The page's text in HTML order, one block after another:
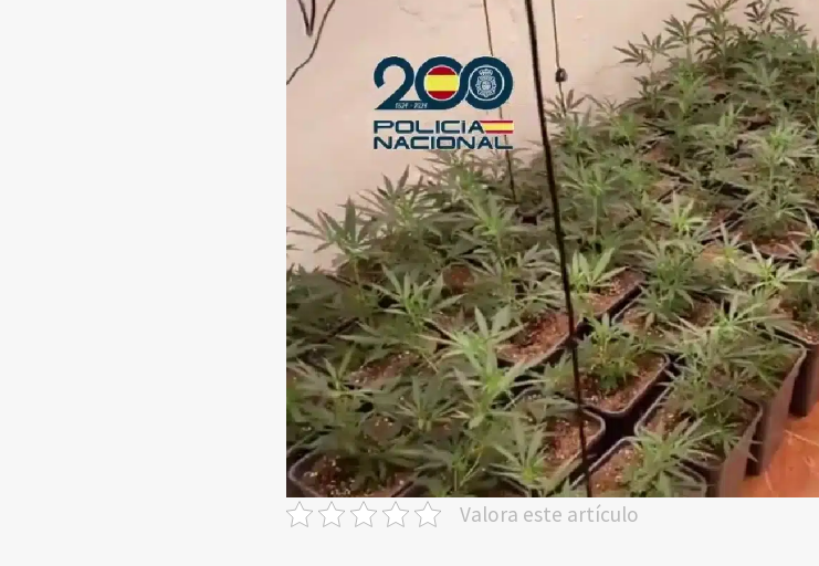
Valora este artículo